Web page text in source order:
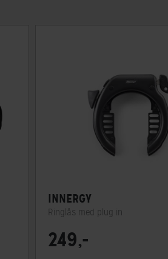
INNERGY
Ringlås med plug in
249,-